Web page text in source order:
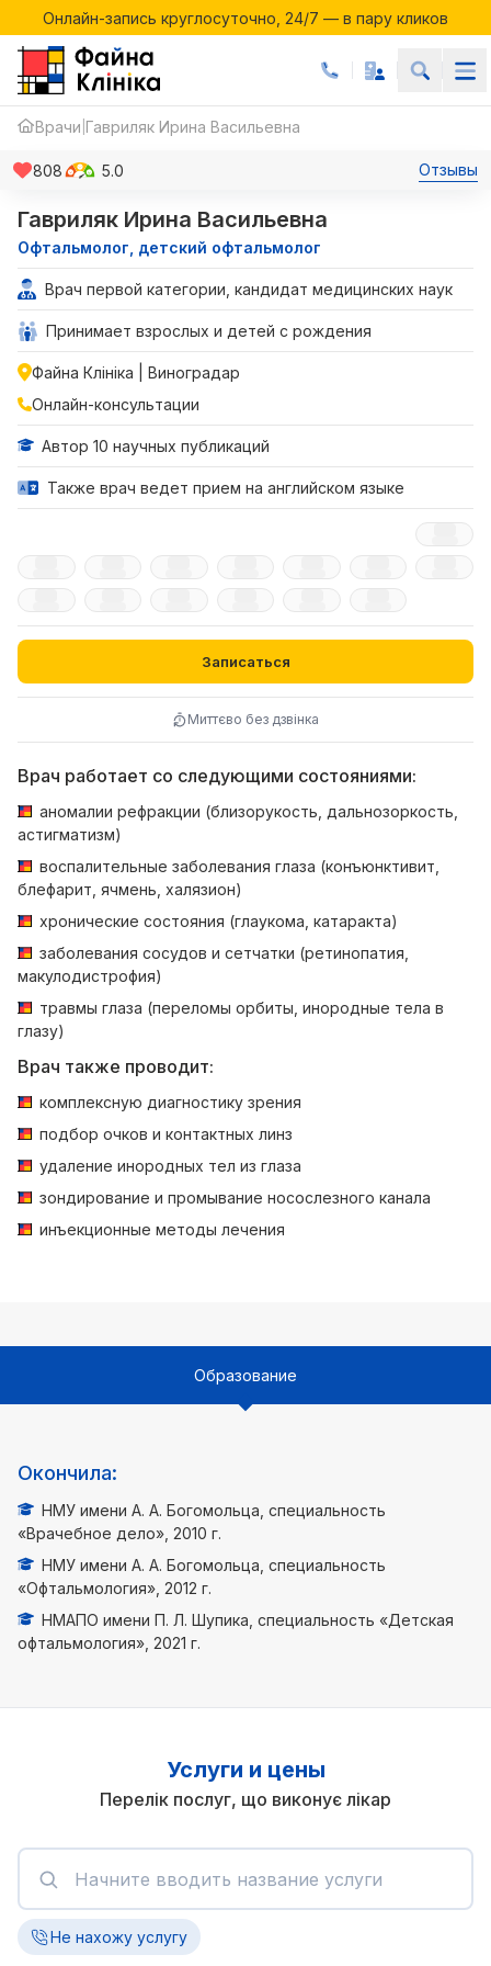
Онлайн-запись круглосуточно, 24/7 — в пару кликов
Онлайн-запись круглосуточно, 24/7 — в пару кликов
Врачи Гавриляк Ирина Васильевна
808 5.0 Отзывы
Гавриляк Ирина Васильевна
Офтальмолог, детский офтальмолог
Врач первой категории, кандидат медицинских наук
Принимает взрослых и детей с рождения
Файна Клініка | Виноградар
Онлайн-консультации
Автор 10 научных публикаций
Также врач ведет прием на английском языке
Записаться
Миттєво без дзвінка
Врач работает со следующими состояниями:
аномалии рефракции (близорукость, дальнозоркость,
астигматизм)
воспалительные заболевания глаза (конъюнктивит,
блефарит, ячмень, халязион)
хронические состояния (глаукома, катаракта)
заболевания сосудов и сетчатки (ретинопатия,
макулодистрофия)
травмы глаза (переломы орбиты, инородные тела в
глазу)
Врач также проводит:
комплексную диагностику зрения
подбор очков и контактных линз
удаление инородных тел из глаза
зондирование и промывание носослезного канала
инъекционные методы лечения
Образование
Окончила:
НМУ имени А. А. Богомольца, специальность
«Врачебное дело», 2010 г.
НМУ имени А. А. Богомольца, специальность
«Офтальмология», 2012 г.
НМАПО имени П. Л. Шупика, специальность «Детская
офтальмология», 2021 г.
Услуги и цены
Перелік послуг, що виконує лікар
Не нахожу услугу